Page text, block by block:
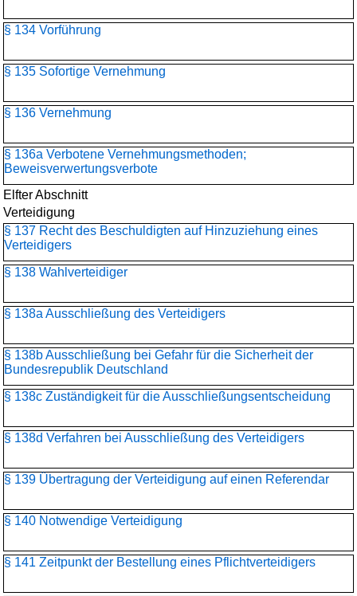
§ 134 Vorführung
§ 135 Sofortige Vernehmung
§ 136 Vernehmung
§ 136a Verbotene Vernehmungsmethoden;
Beweisverwertungsverbote
Elfter Abschnitt
Verteidigung
§ 137 Recht des Beschuldigten auf Hinzuziehung eines
Verteidigers
§ 138 Wahlverteidiger
§ 138a Ausschließung des Verteidigers
§ 138b Ausschließung bei Gefahr für die Sicherheit der
Bundesrepublik Deutschland
§ 138c Zuständigkeit für die Ausschließungsentscheidung
§ 138d Verfahren bei Ausschließung des Verteidigers
§ 139 Übertragung der Verteidigung auf einen Referendar
§ 140 Notwendige Verteidigung
§ 141 Zeitpunkt der Bestellung eines Pflichtverteidigers